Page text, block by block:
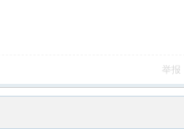
举报